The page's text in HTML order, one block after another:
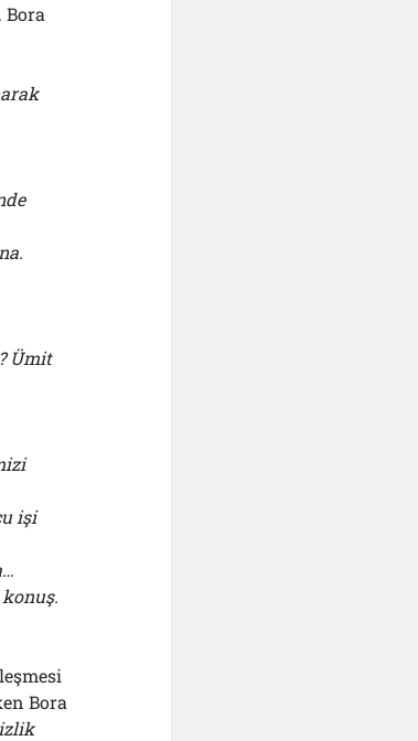
Ümit
işi
Bora